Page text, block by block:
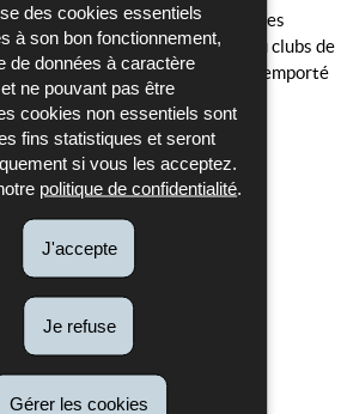
des cookies essentiels
à son bon fonctionnement,
de données à caractère
ne pouvant pas être
cookies non essentiels sont
fins statistiques et seront
si vous les acceptez.
politique de confidentialité
J'accepte
Je refuse
Gérer les cookies
également régulièrement à des
associations, fédérations ou clubs de
amicaux. Le club a déjà remporté
occasion.
Club
de la Police Grand-Ducale est
2024